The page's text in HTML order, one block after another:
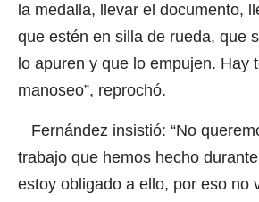
la medalla, llevar el documento,
que estén en silla de rueda, que
lo apuren y que lo empujen. Hay
manoseo”, reprochó.
Fernández insistió: “No
trabajo que hemos hecho
estoy obligado a ello, por eso no